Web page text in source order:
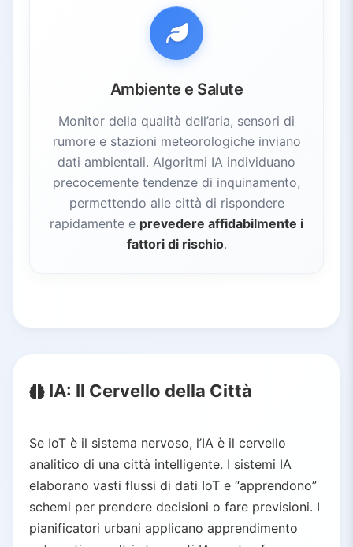
Ambiente e Salute
Monitor della qualità dell’aria, sensori di
rumore e stazioni meteorologiche inviano
dati ambientali. Algoritmi IA individuano
precocemente tendenze di inquinamento,
permettendo alle città di rispondere
rapidamente e prevedere affidabilmente i
fattori di rischio.
IA: Il Cervello della Città
Se IoT è il sistema nervoso, l’IA è il cervello
analitico di una città intelligente. I sistemi IA
elaborano vasti flussi di dati IoT e “apprendono”
schemi per prendere decisioni o fare previsioni. I
pianificatori urbani applicano apprendimento